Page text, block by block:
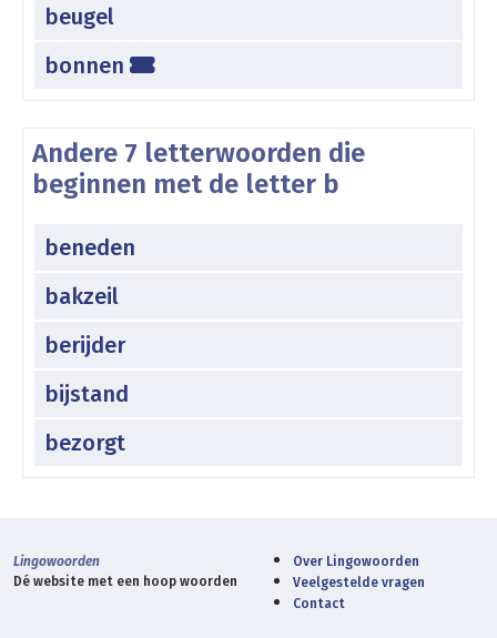
beugel
bonnen
Andere 7 letterwoorden die
beginnen met de letter b
beneden
bakzeil
berijder
bijstand
bezorgt
Lingowoorden
Dé website met een hoop woorden
Over Lingowoorden
Veelgestelde vragen
Contact